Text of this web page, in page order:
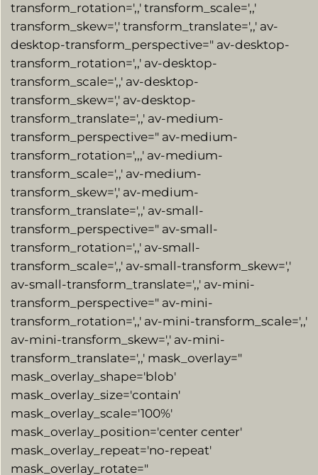
transform_rotation=',,' transform_scale=',,'
transform_skew=',' transform_translate=',,' av-
desktop-transform_perspective=" av-desktop-
transform_rotation=',,' av-desktop-
transform_scale=',,' av-desktop-
transform_skew=',' av-desktop-
transform_translate=',,' av-medium-
transform_perspective=" av-medium-
transform_rotation=',,,' av-medium-
transform_scale=',,' av-medium-
transform_skew=',' av-medium-
transform_translate=',,' av-small-
transform_perspective=" av-small-
transform_rotation=',,' av-small-
transform_scale=',,' av-small-transform_skew=','
av-small-transform_translate=',,' av-mini-
transform_perspective=" av-mini-
transform_rotation=',,' av-mini-transform_scale=',,'
av-mini-transform_skew=',' av-mini-
transform_translate=',,' mask_overlay="
mask_overlay_shape='blob'
mask_overlay_size='contain'
mask_overlay_scale='100%'
mask_overlay_position='center center'
mask_overlay_repeat='no-repeat'
mask_overlay_rotate="